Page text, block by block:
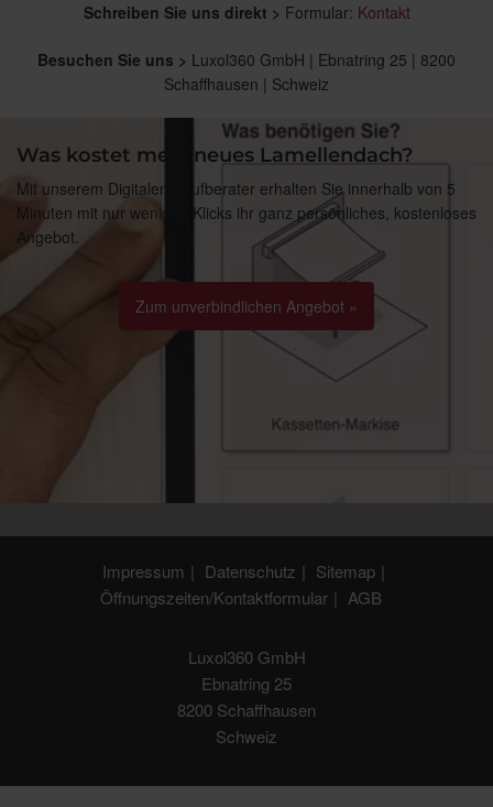
Schreiben Sie uns direkt > Formular: Kontakt
Besuchen Sie uns > Luxol360 GmbH | Ebnatring 25 | 8200
Schaffhausen | Schweiz
Was kostet mein neues Lamellendach?
Mit unserem Digitalen Kaufberater erhalten Sie innerhalb von 5
Minuten mit nur wenigen Klicks ihr ganz persönliches, kostenloses
Angebot.
Zum unverbindlichen Angebot »
Impressum Datenschutz
Sitemap
Öffnungszeiten/Kontaktformular
AGB
Luxol360 GmbH
Ebnatring 25
8200 Schaffhausen
Schweiz